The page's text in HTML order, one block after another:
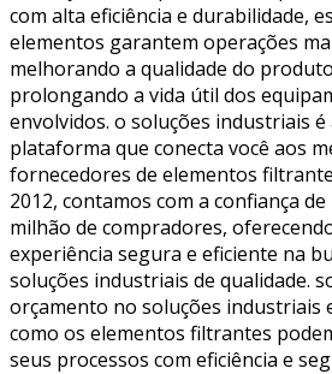
com alta eficiência e durabilidade,
elementos garantem operações
melhorando a qualidade do
prolongando a vida útil dos
envolvidos. o soluções industriais é
plataforma que conecta você aos
fornecedores de elementos
2012, contamos com a confiança de
milhão de compradores,
experiência segura e eficiente na
soluções industriais de qualidade.
orçamento no soluções industriais
como os elementos filtrantes
seus processos com eficiência e